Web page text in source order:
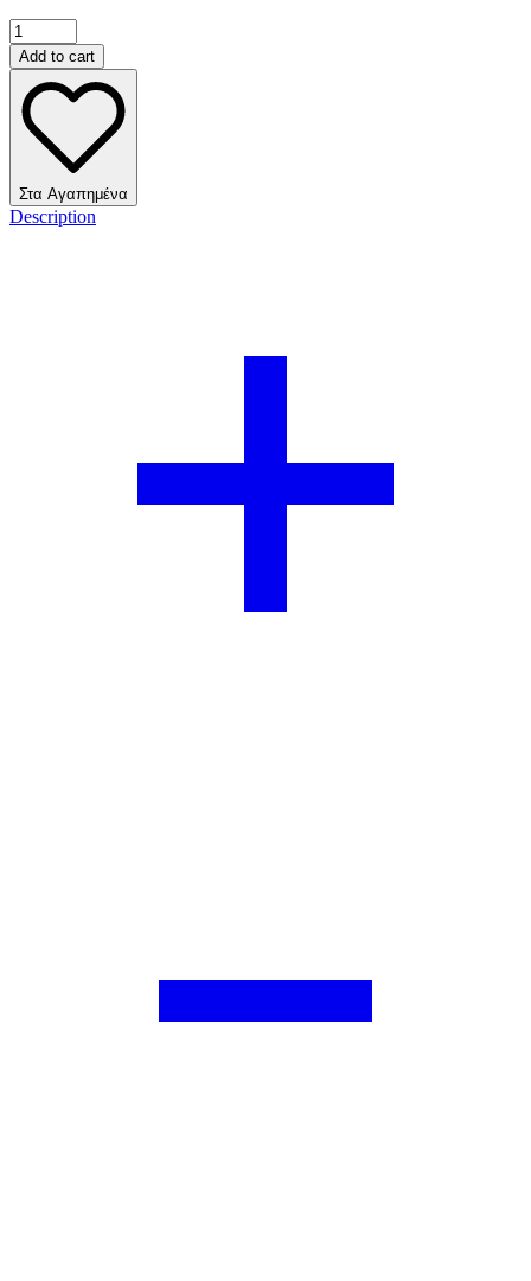
Add to cart
Στα Αγαπημένα
Description